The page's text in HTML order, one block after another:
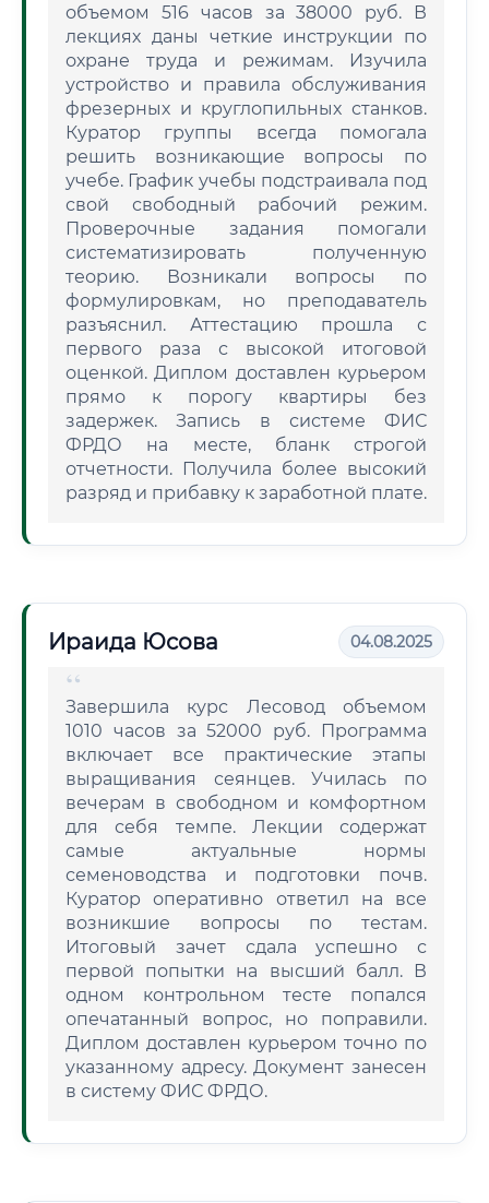
объемом 516 часов за 38000 руб. В
лекциях даны четкие инструкции по
охране труда и режимам. Изучила
устройство и правила обслуживания
фрезерных и круглопильных станков.
Куратор группы всегда помогала
решить возникающие вопросы по
учебе. График учебы подстраивала под
свой свободный рабочий режим.
Проверочные задания помогали
систематизировать полученную
теорию. Возникали вопросы по
формулировкам, но преподаватель
разъяснил. Аттестацию прошла с
первого раза с высокой итоговой
оценкой. Диплом доставлен курьером
прямо к порогу квартиры без
задержек. Запись в системе ФИС
ФРДО на месте, бланк строгой
отчетности. Получила более высокий
разряд и прибавку к заработной плате.
Ираида Юсова 04.08.2025
Завершила курс Лесовод объемом
1010 часов за 52000 руб. Программа
включает все практические этапы
выращивания сеянцев. Училась по
вечерам в свободном и комфортном
для себя темпе. Лекции содержат
самые актуальные нормы
семеноводства и подготовки почв.
Куратор оперативно ответил на все
возникшие вопросы по тестам.
Итоговый зачет сдала успешно с
первой попытки на высший балл. В
одном контрольном тесте попался
опечатанный вопрос, но поправили.
Диплом доставлен курьером точно по
указанному адресу. Документ занесен
в систему ФИС ФРДО.